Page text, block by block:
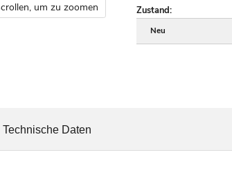
um zu zoomen Zustand:
Neu
Technische Daten